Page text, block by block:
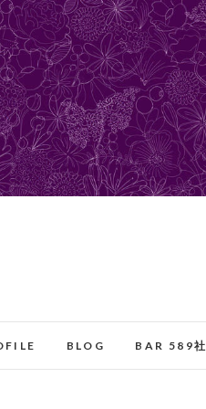
BLOG BAR 589社